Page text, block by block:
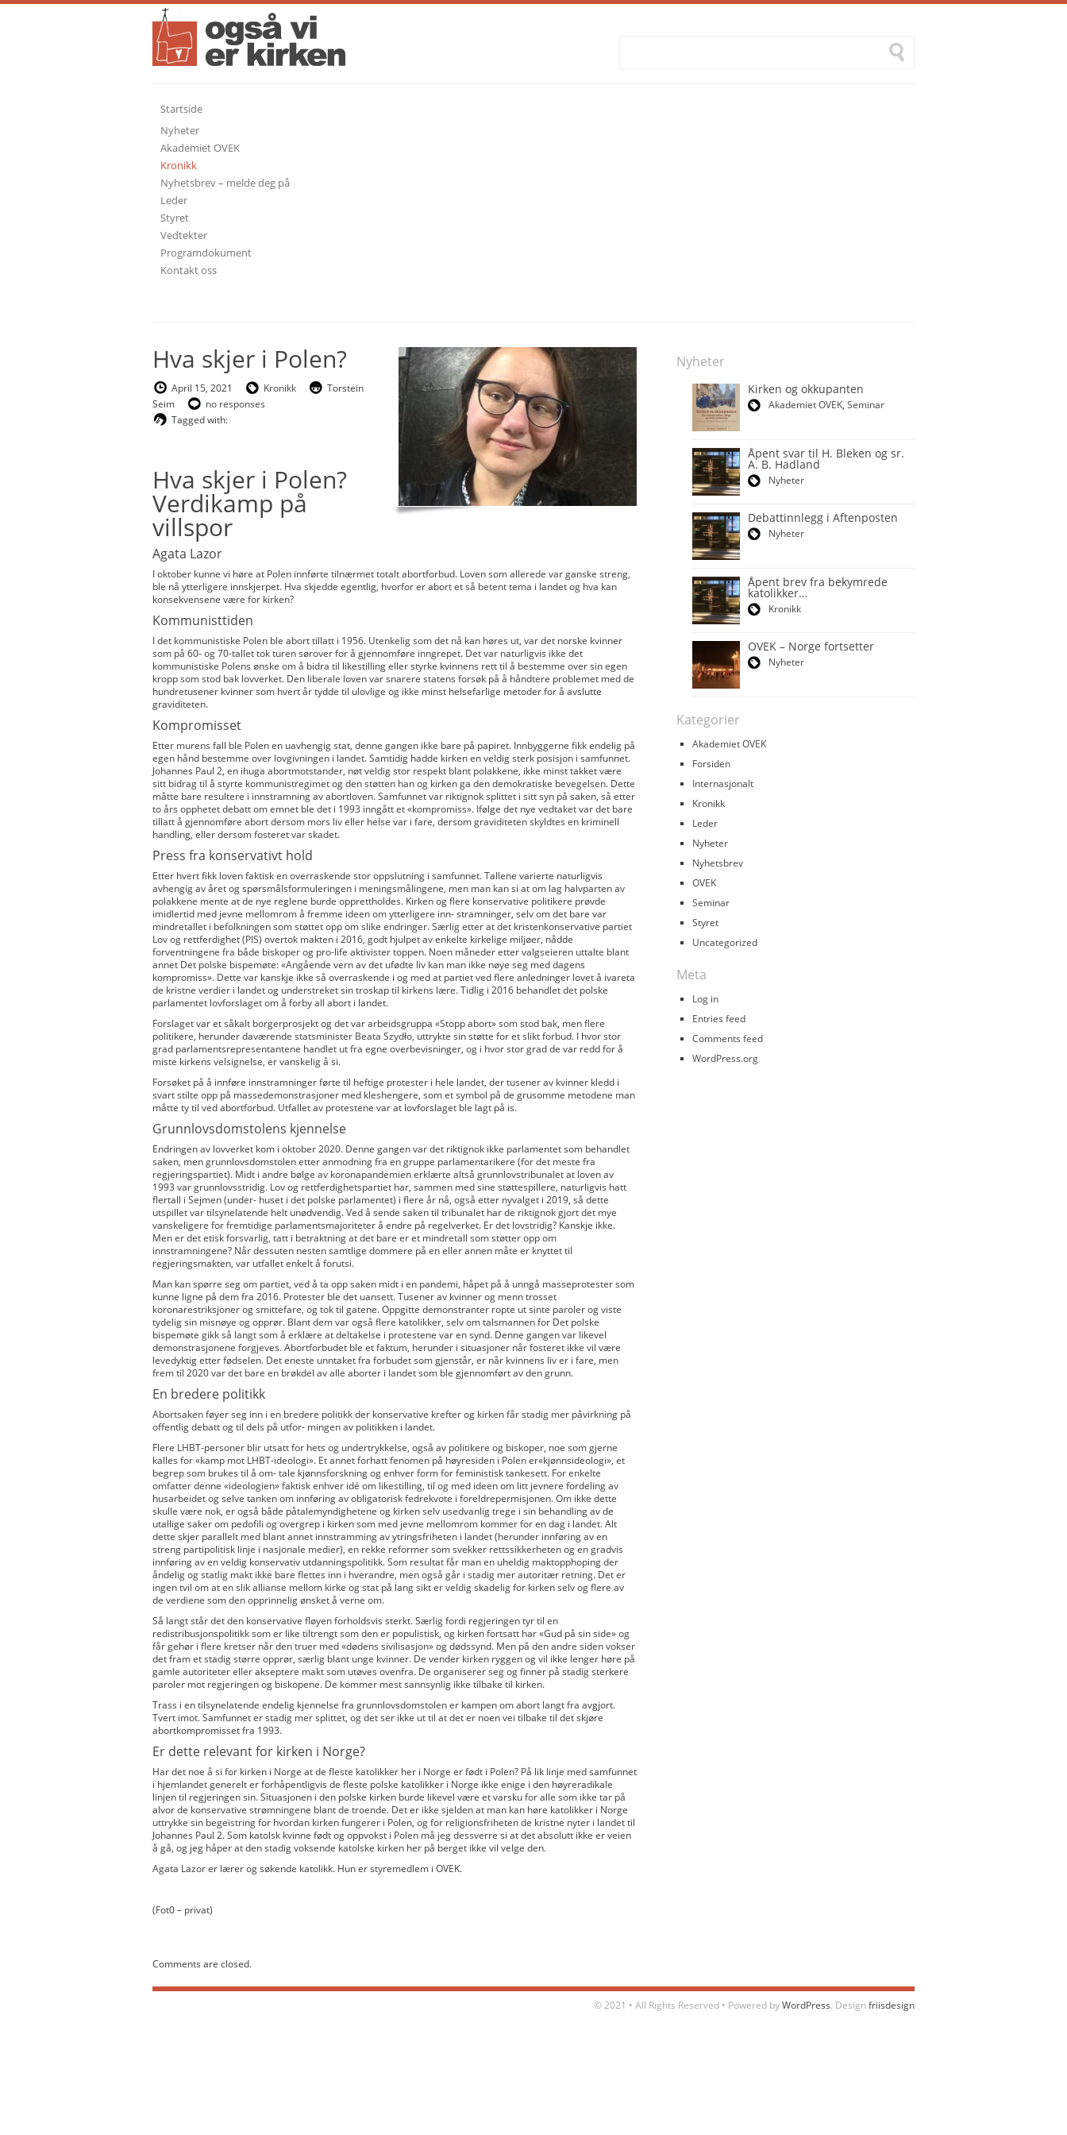
Startside
Nyheter
Akademiet OVEK
Kronikk
Nyhetsbrev – melde deg på
Leder
Styret
Vedtekter
Programdokument
Kontakt oss
Hva skjer i Polen?
April 15, 2021 Kronikk
Torstein
Seim
no responses
Tagged with:
Hva skjer i Polen?
Verdikamp på
villspor
Agata Lazor
I oktober kunne vi høre at Polen innførte tilnærmet totalt abortforbud. Loven som allerede var ganske streng,
ble nå ytterligere innskjerpet. Hva skjedde egentlig, hvorfor er abort et så betent tema i landet og hva kan
konsekvensene være for kirken?
Kommunisttiden
I det kommunistiske Polen ble abort tillatt i 1956. Utenkelig som det nå kan høres ut, var det norske kvinner
som på 60- og 70-tallet tok turen sørover for å gjennomføre inngrepet. Det var naturligvis ikke det
kommunistiske Polens ønske om å bidra til likestilling eller styrke kvinnens rett til å bestemme over sin egen
kropp som stod bak lovverket. Den liberale loven var snarere statens forsøk på å håndtere problemet med de
hundretusener kvinner som hvert år tydde til ulovlige og ikke minst helsefarlige metoder for å avslutte
graviditeten.
Kompromisset
Etter murens fall ble Polen en uavhengig stat, denne gangen ikke bare på papiret. Innbyggerne fikk endelig på
egen hånd bestemme over lovgivningen i landet. Samtidig hadde kirken en veldig sterk posisjon i samfunnet.
Johannes Paul 2, en ihuga abortmotstander, nøt veldig stor respekt blant polakkene, ikke minst takket være
sitt bidrag til å styrte kommunistregimet og den støtten han og kirken ga den demokratiske bevegelsen. Dette
måtte bare resultere i innstramning av abortloven. Samfunnet var riktignok splittet i sitt syn på saken, så etter
to års opphetet debatt om emnet ble det i 1993 inngått et «kompromiss». Ifølge det nye vedtaket var det bare
tillatt å gjennomføre abort dersom mors liv eller helse var i fare, dersom graviditeten skyldtes en kriminell
handling, eller dersom fosteret var skadet.
Press fra konservativt hold
Etter hvert fikk loven faktisk en overraskende stor oppslutning i samfunnet. Tallene varierte naturligvis
avhengig av året og spørsmålsformuleringen i meningsmålingene, men man kan si at om lag halvparten av
polakkene mente at de nye reglene burde opprettholdes. Kirken og flere konservative politikere prøvde
imidlertid med jevne mellomrom å fremme ideen om ytterligere inn- stramninger, selv om det bare var
mindretallet i befolkningen som støttet opp om slike endringer. Særlig etter at det kristenkonservative partiet
Lov og rettferdighet (PIS) overtok makten i 2016, godt hjulpet av enkelte kirkelige miljøer, nådde
forventningene fra både biskoper og pro-life aktivister toppen. Noen måneder etter valgseieren uttalte blant
annet Det polske bispemøte: «Angående vern av det ufødte liv kan man ikke nøye seg med dagens
kompromiss». Dette var kanskje ikke så overraskende i og med at partiet ved flere anledninger lovet å ivareta
de kristne verdier i landet og understreket sin troskap til kirkens lære. Tidlig i 2016 behandlet det polske
parlamentet lovforslaget om å forby all abort i landet.
Forslaget var et såkalt borgerprosjekt og det var arbeidsgruppa «Stopp abort» som stod bak, men flere
politikere, herunder daværende statsminister Beata Szydło, uttrykte sin støtte for et slikt forbud. I hvor stor
grad parlamentsrepresentantene handlet ut fra egne overbevisninger, og i hvor stor grad de var redd for å
miste kirkens velsignelse, er vanskelig å si.
Forsøket på å innføre innstramninger førte til heftige protester i hele landet, der tusener av kvinner kledd i
svart stilte opp på massedemonstrasjoner med kleshengere, som et symbol på de grusomme metodene man
måtte ty til ved abortforbud. Utfallet av protestene var at lovforslaget ble lagt på is.
Grunnlovsdomstolens kjennelse
Endringen av lovverket kom i oktober 2020. Denne gangen var det riktignok ikke parlamentet som behandlet
saken, men grunnlovsdomstolen etter anmodning fra en gruppe parlamentarikere (for det meste fra
regjeringspartiet). Midt i andre bølge av koronapandemien erklærte altså grunnlovstribunalet at loven av
1993 var grunnlovsstridig. Lov og rettferdighetspartiet har, sammen med sine støttespillere, naturligvis hatt
flertall i Sejmen (under- huset i det polske parlamentet) i flere år nå, også etter nyvalget i 2019, så dette
utspillet var tilsynelatende helt unødvendig. Ved å sende saken til tribunalet har de riktignok gjort det mye
vanskeligere for fremtidige parlamentsmajoriteter å endre på regelverket. Er det lovstridig? Kanskje ikke.
Men er det etisk forsvarlig, tatt i betraktning at det bare er et mindretall som støtter opp om
innstramningene? Når dessuten nesten samtlige dommere på en eller annen måte er knyttet til
regjeringsmakten, var utfallet enkelt å forutsi.
Man kan spørre seg om partiet, ved å ta opp saken midt i en pandemi, håpet på å unngå masseprotester som
kunne ligne på dem fra 2016. Protester ble det uansett. Tusener av kvinner og menn trosset
koronarestriksjoner og smittefare, og tok til gatene. Oppgitte demonstranter ropte ut sinte paroler og viste
tydelig sin misnøye og opprør. Blant dem var også flere katolikker, selv om talsmannen for Det polske
bispemøte gikk så langt som å erklære at deltakelse i protestene var en synd. Denne gangen var likevel
demonstrasjonene forgjeves. Abortforbudet ble et faktum, herunder i situasjoner når fosteret ikke vil være
levedyktig etter fødselen. Det eneste unntaket fra forbudet som gjenstår, er når kvinnens liv er i fare, men
frem til 2020 var det bare en brøkdel av alle aborter i landet som ble gjennomført av den grunn.
En bredere politikk
Abortsaken føyer seg inn i en bredere politikk der konservative krefter og kirken får stadig mer påvirkning på
offentlig debatt og til dels på utfor- mingen av politikken i landet.
Flere LHBT-personer blir utsatt for hets og undertrykkelse, også av politikere og biskoper, noe som gjerne
kalles for «kamp mot LHBT-ideologi». Et annet forhatt fenomen på høyresiden i Polen er«kjønnsideologi», et
begrep som brukes til å om- tale kjønnsforskning og enhver form for feministisk tankesett. For enkelte
omfatter denne «ideologien» faktisk enhver idé om likestilling, til og med ideen om litt jevnere fordeling av
husarbeidet og selve tanken om innføring av obligatorisk fedrekvote i foreldrepermisjonen. Om ikke dette
skulle være nok, er også både påtalemyndighetene og kirken selv usedvanlig trege i sin behandling av de
utallige saker om pedofili og overgrep i kirken som med jevne mellomrom kommer for en dag i landet. Alt
dette skjer parallelt med blant annet innstramming av ytringsfriheten i landet (herunder innføring av en
streng partipolitisk linje i nasjonale medier), en rekke reformer som svekker rettssikkerheten og en gradvis
innføring av en veldig konservativ utdanningspolitikk. Som resultat får man en uheldig maktopphoping der
åndelig og statlig makt ikke bare flettes inn i hverandre, men også går i stadig mer autoritær retning. Det er
ingen tvil om at en slik allianse mellom kirke og stat på lang sikt er veldig skadelig for kirken selv og flere av
de verdiene som den opprinnelig ønsket å verne om.
Så langt står det den konservative fløyen forholdsvis sterkt. Særlig fordi regjeringen tyr til en
redistribusjonspolitikk som er like tiltrengt som den er populistisk, og kirken fortsatt har «Gud på sin side» og
får gehør i flere kretser når den truer med «dødens sivilisasjon» og dødssynd. Men på den andre siden vokser
det fram et stadig større opprør, særlig blant unge kvinner. De vender kirken ryggen og vil ikke lenger høre på
gamle autoriteter eller akseptere makt som utøves ovenfra. De organiserer seg og finner på stadig sterkere
paroler mot regjeringen og biskopene. De kommer mest sannsynlig ikke tilbake til kirken.
Trass i en tilsynelatende endelig kjennelse fra grunnlovsdomstolen er kampen om abort langt fra avgjort.
Tvert imot. Samfunnet er stadig mer splittet, og det ser ikke ut til at det er noen vei tilbake til det skjøre
abortkompromisset fra 1993.
Er dette relevant for kirken i Norge?
Har det noe å si for kirken i Norge at de fleste katolikker her i Norge er født i Polen? På lik linje med samfunnet
i hjemlandet generelt er forhåpentligvis de fleste polske katolikker i Norge ikke enige i den høyreradikale
linjen til regjeringen sin. Situasjonen i den polske kirken burde likevel være et varsku for alle som ikke tar på
alvor de konservative strømningene blant de troende. Det er ikke sjelden at man kan høre katolikker i Norge
uttrykke sin begeistring for hvordan kirken fungerer i Polen, og for religionsfriheten de kristne nyter i landet til
Johannes Paul 2. Som katolsk kvinne født og oppvokst i Polen må jeg dessverre si at det absolutt ikke er veien
å gå, og jeg håper at den stadig voksende katolske kirken her på berget ikke vil velge den.
Agata Lazor er lærer og søkende katolikk. Hun er styremedlem i OVEK.
(Fot0 – privat)
Comments are closed.
Nyheter
Kirken og okkupanten
Akademiet OVEK, Seminar
Åpent svar til H. Bleken og sr.
A. B. Hadland
Nyheter
Debattinnlegg i Aftenposten
Nyheter
Åpent brev fra bekymrede
katolikker…
Kronikk
OVEK – Norge fortsetter
Nyheter
Kategorier
Akademiet OVEK
Forsiden
Internasjonalt
Kronikk
Leder
Nyheter
Nyhetsbrev
OVEK
Seminar
Styret
Uncategorized
Meta
Log in
Entries feed
Comments feed
WordPress.org
© 2021 • All Rights Reserved • Powered byWordPress. Designfriisdesign